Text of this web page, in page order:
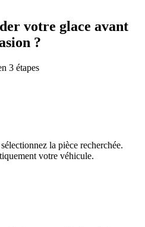
votre glace avant
?
3 étapes
la pièce recherchée.
votre véhicule.